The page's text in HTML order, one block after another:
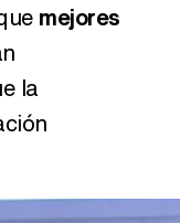
mejores
la